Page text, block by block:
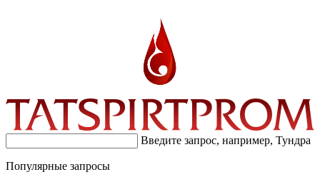
Введите запрос, например, Тундра
Популярные запросы